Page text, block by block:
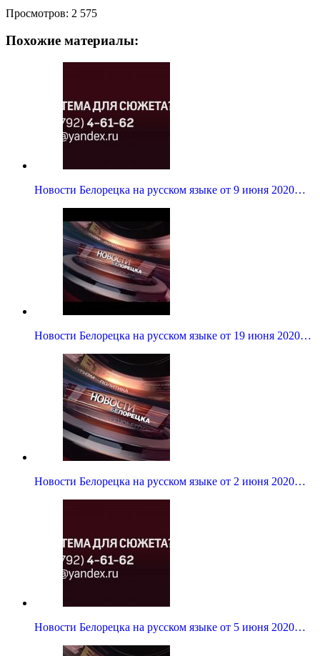
Просмотров: 2 575
Похожие материалы:
Новости Белорецка на русском языке от 9 июня 2020…
Новости Белорецка на русском языке от 19 июня 2020…
Новости Белорецка на русском языке от 2 июня 2020…
Новости Белорецка на русском языке от 5 июня 2020…